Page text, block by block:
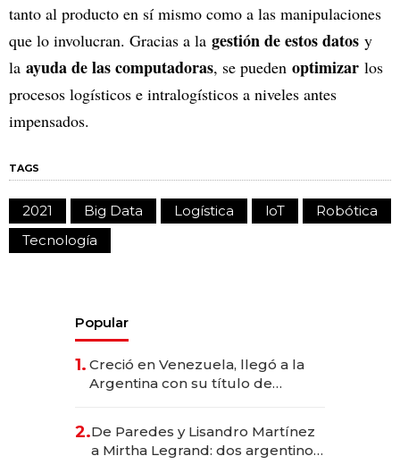
tanto al producto en sí mismo como a las manipulaciones
que lo involucran. Gracias a la gestión de estos datos y
la ayuda de las computadoras, se pueden optimizar los
procesos logísticos e intralogísticos a niveles antes
impensados.
TAGS
2021 Big Data Logística loT
Robótica
Tecnología
Popular
1. Creció en Venezuela, llegó a la
Argentina con su título de
las marcas "fast premium"
2.De Paredes y Lisandro Martínez
a Mirtha Legrand: dos argentinos